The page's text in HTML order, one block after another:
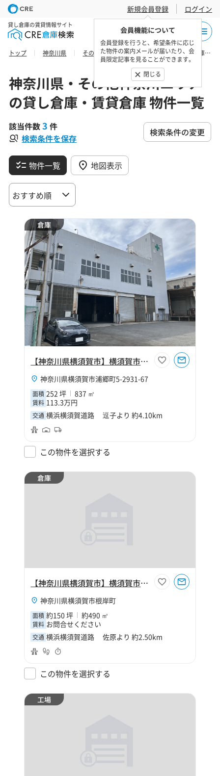
新規会員登録
会員機能について
会員登録を行うと、希望条件に応じ
た物件の案内メールが届いたり、会
員限定記事を見ることができます。
閉じる
ログイン
貸し倉庫の賃貸情報サイト
トップ 神奈川県 その他神奈川エリア 横須賀市の貸し倉庫・賃貸倉庫 物件一覧
神奈川県・その他神奈川エリア
の貸し倉庫・賃貸倉庫 物件一覧
該当件数3 件
検索条件を保存
検索条件の変更
物件一覧 地図表示
倉庫
【神奈川県横須賀市】横須賀市浦郷町252坪倉庫
神奈川県横須賀市浦郷町5-2931-67
面積 252 坪 837 ㎡
賃料 113.3万円
交通 横浜横須賀道路 逗子より 約4.10km
この物件を選択する
倉庫
【神奈川県横須賀市】横須賀市根岸町4丁目150坪倉庫
神奈川県横須賀市根岸町
面積 約150 坪 約490 ㎡
賃料 お問合せください
交通 横浜横須賀道路 佐原より 約2.50km
この物件を選択する
工場